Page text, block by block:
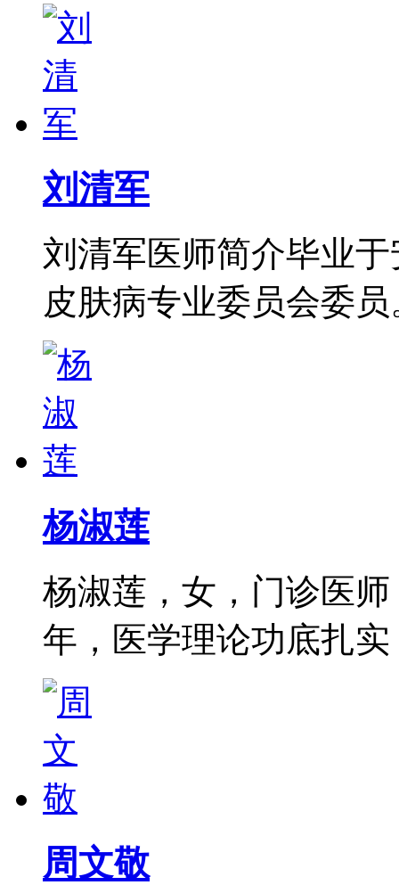
刘清军
刘清军医师简介毕业
皮肤病专业委员会委员
杨淑莲
杨淑莲，女，门诊医
年，医学理论功底扎实
周文敬